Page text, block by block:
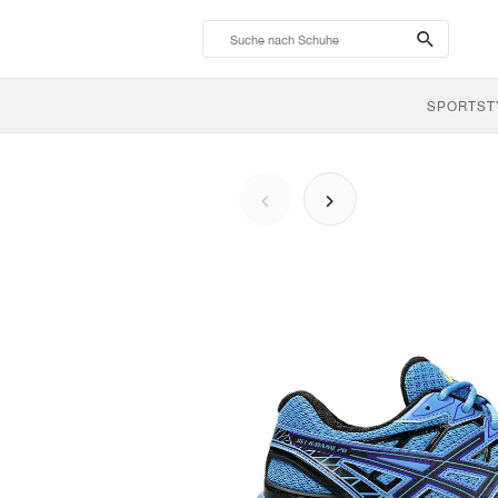
search-
btn